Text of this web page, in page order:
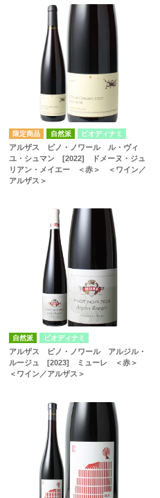
自然派 ビオディナミ
アルザス ピノ・ノワール ル・ヴィ
ユ・シュマン [2022] ドメーヌ・ジュ
リアン・メイエー ＜赤＞ ＜ワイン／
アルザス＞
自然派 ビオディナミ
アルザス ピノ・ノワール アルジル・
ルージュ [2023] ミューレ ＜赤＞
＜ワイン／アルザス＞